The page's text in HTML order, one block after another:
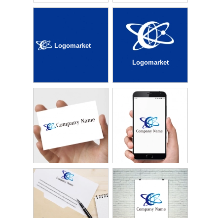
Logomarket
Logomarket